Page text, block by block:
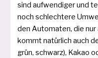
sind auf­wen­di­ger und
noch schlech­te­re
den Automaten, die
kommt natür­lich auch
grün, schwarz), Kakao